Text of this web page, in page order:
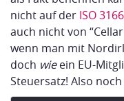
nicht auf der ISO
auch nicht von
wenn man mit
doch wieein EU-
Steuersatz! Also